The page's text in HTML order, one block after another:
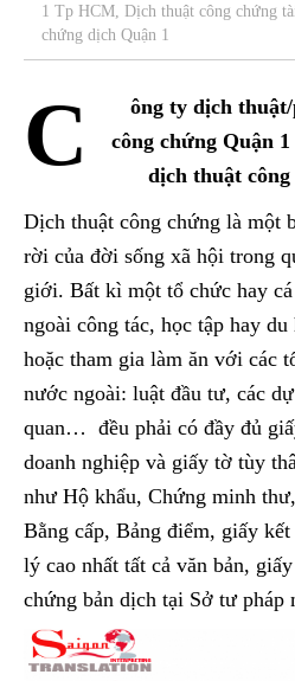
1 Tp HCM, Dịch thuật công chứng
chứng dịch Quận 1
C
ông ty dịch
công chứng Quận
dịch thuật
Dịch thuật công chứng là một
rời của đời sống xã hội trong
giới. Bất kì một tổ chức hay
ngoài công tác, học tập hay
hoặc tham gia làm ăn với các
nước ngoài: luật đầu tư, các
quan… đều phải có đầy đủ
doanh nghiệp và giấy tờ tùy
như Hộ khẩu, Chứng minh
Bằng cấp, Bảng điểm, giấy
lý cao nhất tất cả văn bản,
chứng bản dịch tại Sở tư pháp